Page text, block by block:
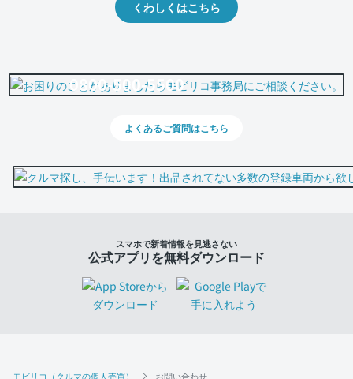
モビリコ（クルマの個人売買） お問い合わせ
くわしくはこちら
0800-500-5500
よくあるご質問はこちら
スマホで新着情報を見逃さない
公式アプリを無料ダウンロード